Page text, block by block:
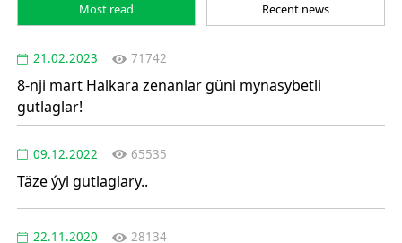
Most read Recent news
21.02.2023 71742
8-nji mart Halkara zenanlar güni mynasybetli
gutlaglar!
09.12.2022 65535
Täze ýyl gutlaglary..
22.11.2020 28134